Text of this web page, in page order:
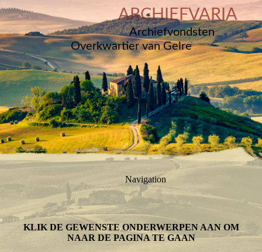
ARCHIEFVARIA
Archiefvondsten
Overkwartier van Gelre
Navigation
KLIK DE GEWENSTE ONDERWERPEN AAN OM
NAAR DE PAGINA TE GAAN